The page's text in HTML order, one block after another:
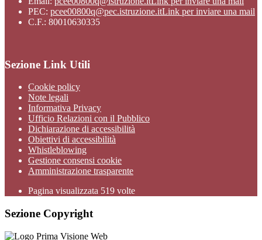
PEC: pcee00800q@pec.istruzione.itLink per inviare una mail
C.F.: 80010630335
Sezione Link Utili
Cookie policy
Note legali
Informativa Privacy
Ufficio Relazioni con il Pubblico
Dichiarazione di accessibilità
Obiettivi di accessibilità
Whistleblowing
Gestione consensi cookie
Amministrazione trasparente
Pagina visualizzata 519 volte
Sezione Copyright